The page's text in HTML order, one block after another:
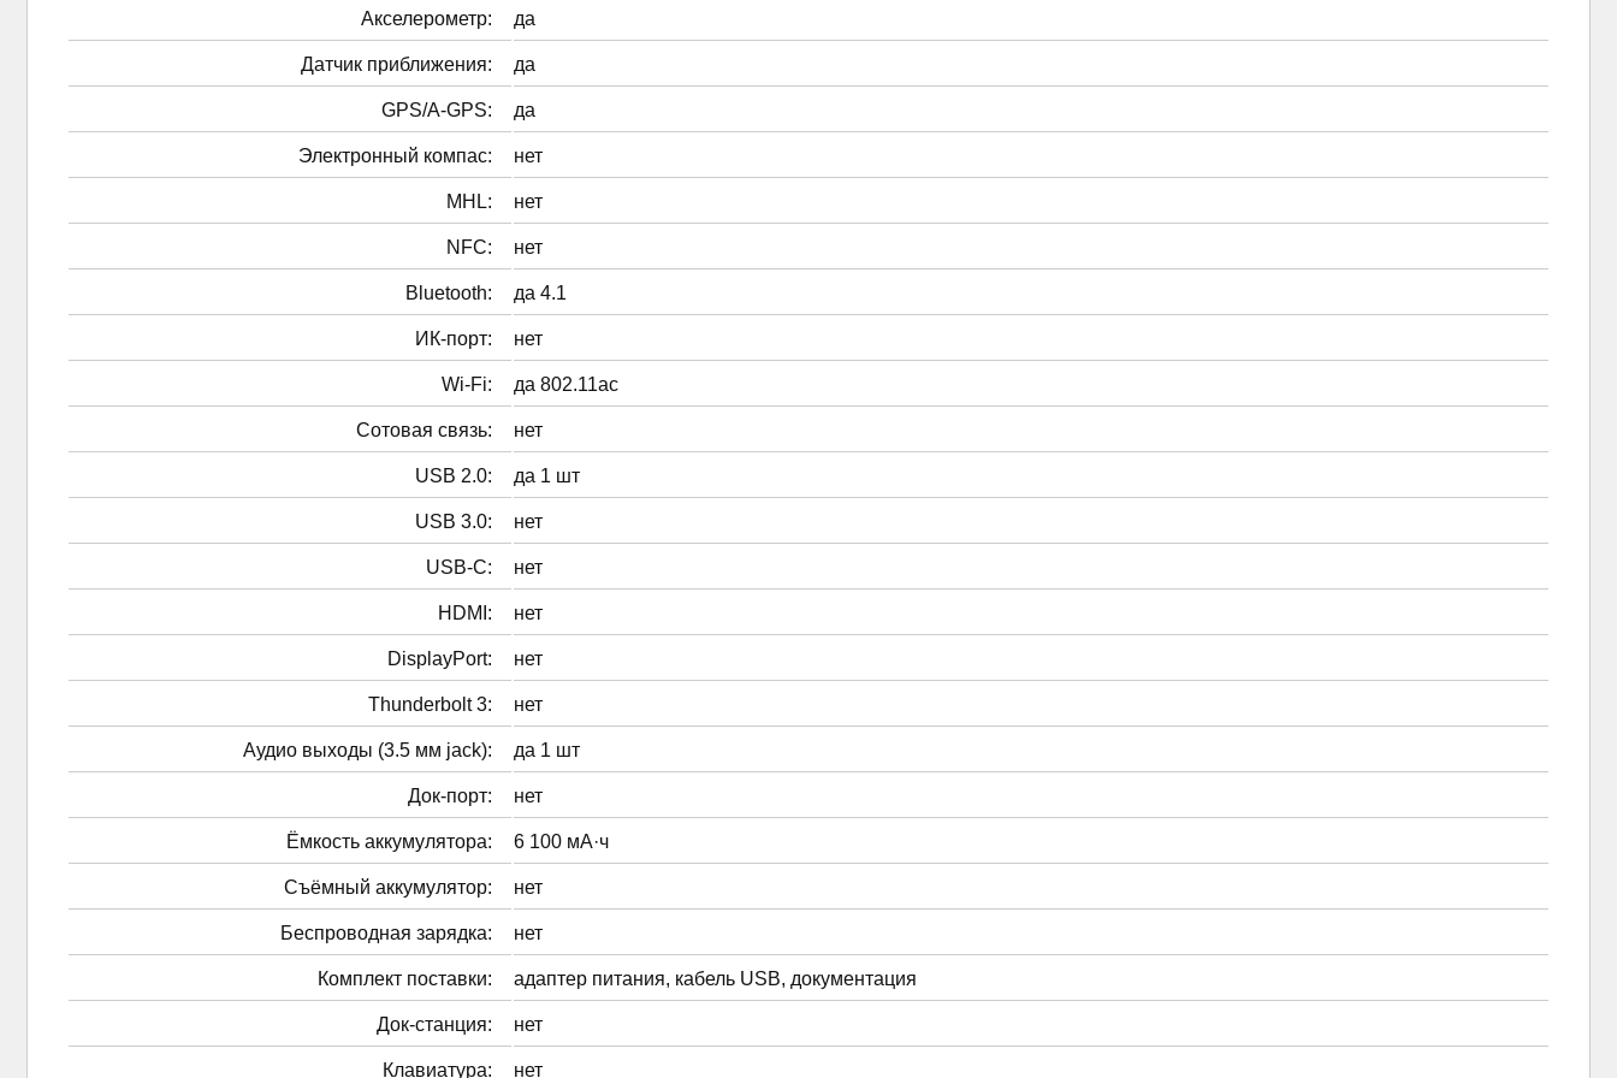
Акселерометр: да
Датчик приближения: да
GPS/A-GPS: да
Электронный компас: нет
MHL: нет
NFC: нет
Bluetooth: да 4.1
ИК-порт: нет
Wi-Fi: да 802.11ac
Сотовая связь: нет
USB 2.0: да 1 шт
USB 3.0: нет
USB-C: нет
HDMI: нет
DisplayPort: нет
Thunderbolt 3: нет
Аудио выходы (3.5 мм jack): да 1 шт
Док-порт: нет
Ёмкость аккумулятора: 6 100 мА·ч
Cъёмный аккумулятор: нет
Беспроводная зарядка: нет
Комплект поставки: адаптер питания, кабель USB, документация
Док-станция: нет
Клавиатура: нет